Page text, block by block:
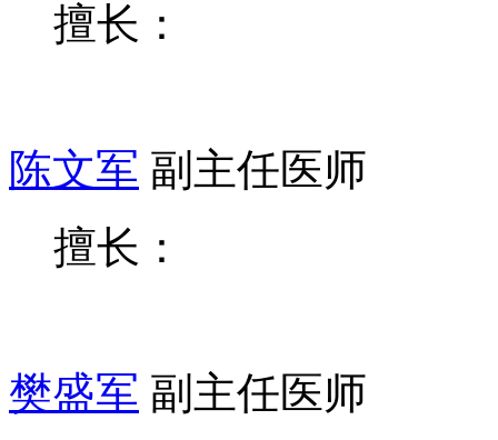
擅长：
陈文军 副主任医师
擅长：